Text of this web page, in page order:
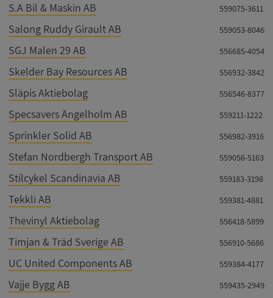
S.A Bil & Maskin AB 559075-3611
Salong Ruddy Girault AB 559053-8046
SGJ Malen 29 AB 556685-4054
Skelder Bay Resources AB 556932-3842
Släpis Aktiebolag 556546-8377
Specsavers Ängelholm AB 559211-1222
Sprinkler Solid AB 556982-3916
Stefan Nordbergh Transport AB 559056-5163
Stilcykel Scandinavia AB 559183-3198
Tekkli AB 559381-4881
Thevinyl Aktiebolag 556418-5899
Timjan & Träd Sverige AB 556910-5686
UC United Components AB 559384-4177
Vajje Bygg AB 559435-2949
Strikt nödvändigt
Funktioner
Strikt nödvändiga kakor tillåter
och kontohantering. Webbplatsen kan inte
Namn
__RequestVerificationToken Session
VISITOR_PRIVACY_METADATA
Privacy Policy